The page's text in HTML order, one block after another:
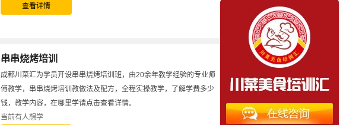
查看详情
串串烧烤培训
成都川菜汇为学员开设串串烧烤培训班，由20余年教学经验的专业师
傅教学，串串烧烤培训教做法及配方，全程实操教学，了解学费多少
钱，教学内容，在哪里学请点击查看详情。
当前有人想学